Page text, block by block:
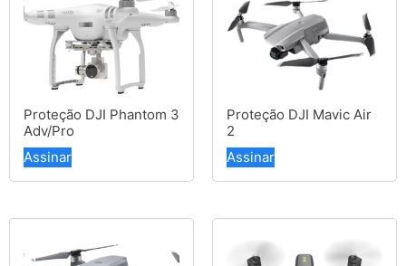
Proteção DJI Phantom 3
Adv/Pro
Assinar
Proteção DJI Mavic Air
2
Assinar